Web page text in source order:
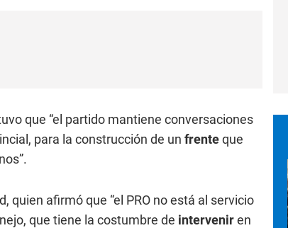
que “el partido mantiene conversaciones
para la construcción de un frenteque
quien afirmó que “el PRO no está al servicio
que tiene la costumbre de interveniren